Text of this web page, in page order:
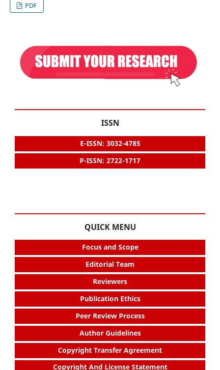
PDF
ISSN
E-ISSN: 3032-4785
P-ISSN: 2722-1717
QUICK MENU
Focus and Scope
Editorial Team
Reviewers
Publication Ethics
Peer Review Process
Author Guidelines
Copyright Transfer Agreement
Copyright And License Statement